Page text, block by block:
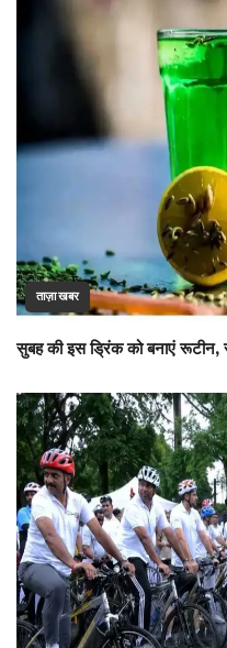
ताज़ा खबर
सुबह की इस ड्रिंक को बनाएं